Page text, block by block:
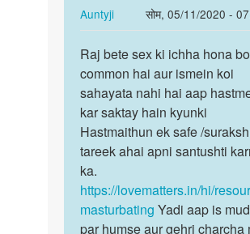
apki
kya
by
Auntyji
hun
Auntyji
सोम, 05/11/2020 -
In
reply
to
Mai
sex
karma
chata
hun
Raj
Raj
bete
sex
ki
ichha
hona…
Raj bete sex ki ichha hona
common hai aur ismein koi
sahayata nahi hai aap
kar saktay hain kyunki
Hastmaithun ek safe /
tareek ahai apni santushti
ka.
https://lovematters.in/hi/
masturbating Yadi aap is
par humse aur gehri charcha